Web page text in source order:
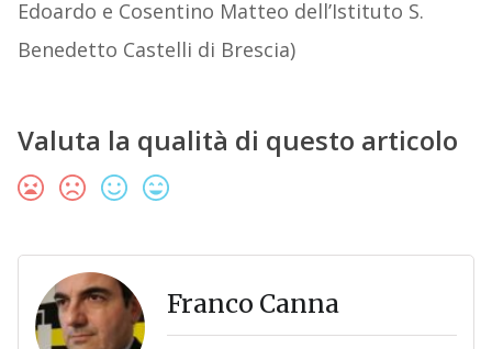
Edoardo e Cosentino Matteo dell’Istituto S.
Benedetto Castelli di Brescia)
Valuta la qualità di questo articolo
Franco Canna